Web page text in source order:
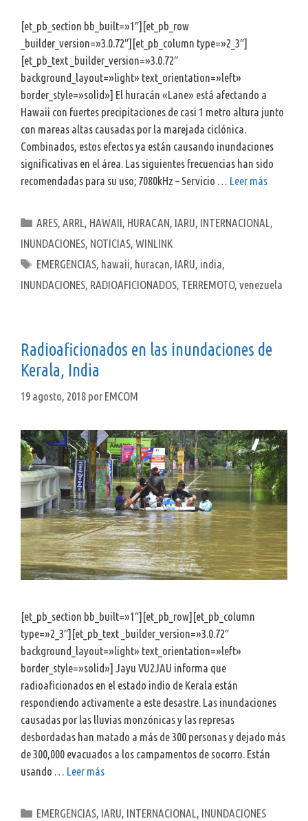
[et_pb_section bb_built=»1″][et_pb_row
_builder_version=»3.0.72″][et_pb_column type=»2_3″]
[et_pb_text _builder_version=»3.0.72″
background_layout=»light» text_orientation=»left»
border_style=»solid»] El huracán «Lane» está afectando a
Hawaii con fuertes precipitaciones de casi 1 metro altura junto
con mareas altas causadas por la marejada ciclónica.
Combinados, estos efectos ya están causando inundaciones
significativas en el área. Las siguientes frecuencias han sido
recomendadas para su uso; 7080kHz – Servicio … Leer más
Categorías
ARES ARRL HAWAII HURACAN IARU INTERNACIONAL
INUNDACIONES NOTICIAS WINLINK
Etiquetas
EMERGENCIAS hawaii huracan IARU india
INUNDACIONES RADIOAFICIONADOS TERREMOTO, venezuela
Radioaficionados en las inundaciones de
Kerala, India
19 agosto, 2018 por EMCOM
[et_pb_section bb_built=»1″][et_pb_row][et_pb_column
type=»2_3″][et_pb_text _builder_version=»3.0.72″
background_layout=»light» text_orientation=»left»
border_style=»solid»] Jayu VU2JAU informa que
radioaficionados en el estado indio de Kerala están
respondiendo activamente a este desastre. Las inundaciones
causadas por las lluvias monzónicas y las represas
desbordadas han matado a más de 300 personas y dejado más
de 300,000 evacuados a los campamentos de socorro. Están
usando … Leer más
Categorías
EMERGENCIAS, IARU, INTERNACIONAL, INUNDACIONES